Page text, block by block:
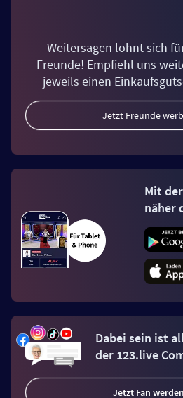
Weitersagen lohnt sich
Freunde! Empfiehl uns
jeweils einen
Jetzt Freunde
Mit
näher
Dabei sein ist
der 123.live
Jetzt Fan werden